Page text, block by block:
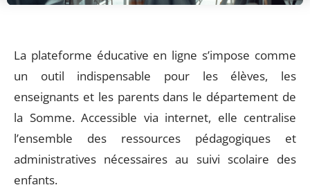
La plateforme éducative en ligne s’impose comme
un outil indispensable pour les élèves, les
enseignants et les parents dans le département de
la Somme. Accessible via internet, elle centralise
l’ensemble des ressources pédagogiques et
administratives nécessaires au suivi scolaire des
enfants.